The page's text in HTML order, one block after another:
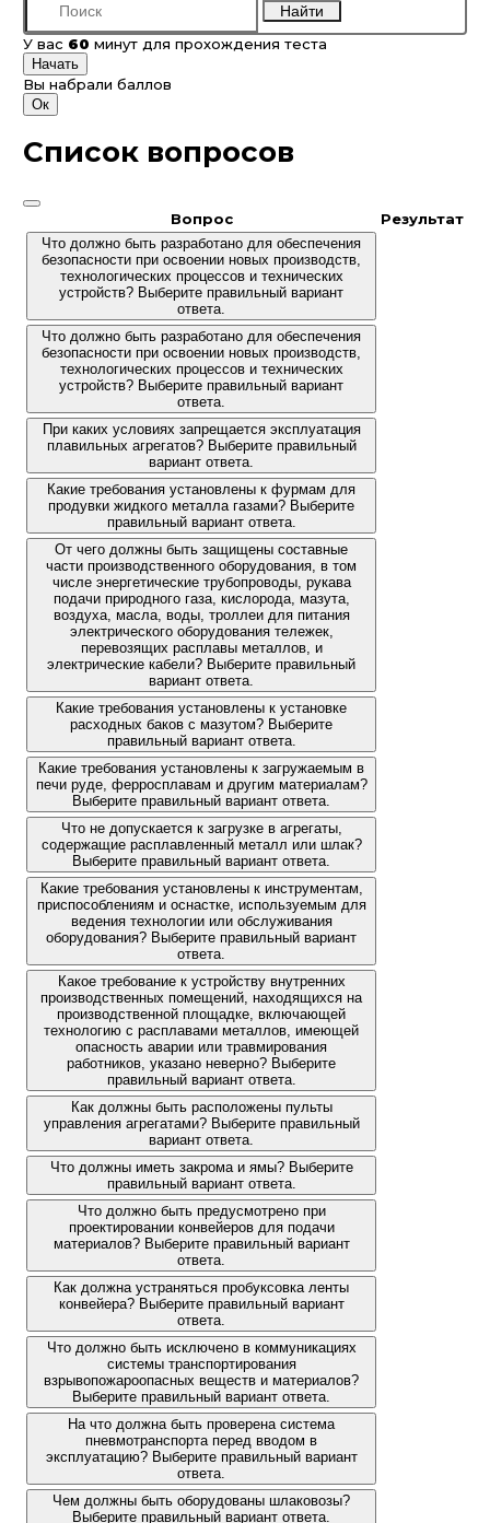
Найти
У вас 60 минут для прохождения теста
Начать
Вы набрали баллов
Ок
Список вопросов
Вопрос Результат
Что должно быть разработано для обеспечения
безопасности при освоении новых производств,
технологических процессов и технических
устройств? Выберите правильный вариант
ответа.
Что должно быть разработано для обеспечения
безопасности при освоении новых производств,
технологических процессов и технических
устройств? Выберите правильный вариант
ответа.
При каких условиях запрещается эксплуатация
плавильных агрегатов? Выберите правильный
вариант ответа.
Какие требования установлены к фурмам для
продувки жидкого металла газами? Выберите
правильный вариант ответа.
От чего должны быть защищены составные
части производственного оборудования, в том
числе энергетические трубопроводы, рукава
подачи природного газа, кислорода, мазута,
воздуха, масла, воды, троллеи для питания
электрического оборудования тележек,
перевозящих расплавы металлов, и
электрические кабели? Выберите правильный
вариант ответа.
Какие требования установлены к установке
расходных баков с мазутом? Выберите
правильный вариант ответа.
Какие требования установлены к загружаемым в
печи руде, ферросплавам и другим материалам?
Выберите правильный вариант ответа.
Что не допускается к загрузке в агрегаты,
содержащие расплавленный металл или шлак?
Выберите правильный вариант ответа.
Какие требования установлены к инструментам,
приспособлениям и оснастке, используемым для
ведения технологии или обслуживания
оборудования? Выберите правильный вариант
ответа.
Какое требование к устройству внутренних
производственных помещений, находящихся на
производственной площадке, включающей
технологию с расплавами металлов, имеющей
опасность аварии или травмирования
работников, указано неверно? Выберите
правильный вариант ответа.
Как должны быть расположены пульты
управления агрегатами? Выберите правильный
вариант ответа.
Что должны иметь закрома и ямы? Выберите
правильный вариант ответа.
Что должно быть предусмотрено при
проектировании конвейеров для подачи
материалов? Выберите правильный вариант
ответа.
Как должна устраняться пробуксовка ленты
конвейера? Выберите правильный вариант
ответа.
Что должно быть исключено в коммуникациях
системы транспортирования
взрывопожароопасных веществ и материалов?
Выберите правильный вариант ответа.
На что должна быть проверена система
пневмотранспорта перед вводом в
эксплуатацию? Выберите правильный вариант
ответа.
Чем должны быть оборудованы шлаковозы?
Выберите правильный вариант ответа.